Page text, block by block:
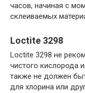
часов, начиная с
склеиваемых
Loctite 3298
Loctite 3298 не
чистого кислорода
также не должен
для хлорина или